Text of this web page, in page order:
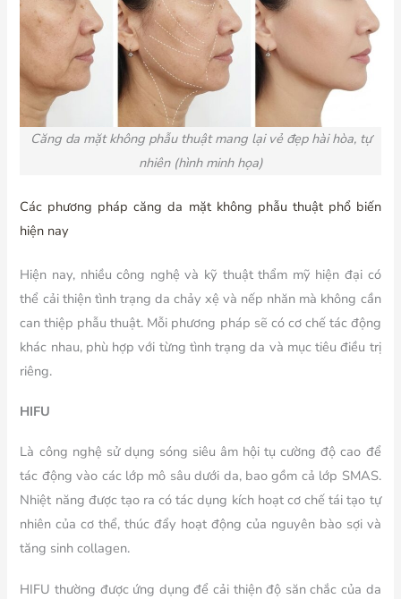
Căng da mặt không phẫu thuật mang lại vẻ đẹp hài hòa, tự
nhiên (hình minh họa)
Các phương pháp căng da mặt không phẫu thuật phổ biến
hiện nay
Hiện nay, nhiều công nghệ và kỹ thuật thẩm mỹ hiện đại có
thể cải thiện tình trạng da chảy xệ và nếp nhăn mà không cần
can thiệp phẫu thuật. Mỗi phương pháp sẽ có cơ chế tác động
khác nhau, phù hợp với từng tình trạng da và mục tiêu điều trị
riêng.
HIFU
Là công nghệ sử dụng sóng siêu âm hội tụ cường độ cao để
tác động vào các lớp mô sâu dưới da, bao gồm cả lớp SMAS.
Nhiệt năng được tạo ra có tác dụng kích hoạt cơ chế tái tạo tự
nhiên của cơ thể, thúc đẩy hoạt động của nguyên bào sợi và
tăng sinh collagen.
HIFU thường được ứng dụng để cải thiện độ săn chắc của da